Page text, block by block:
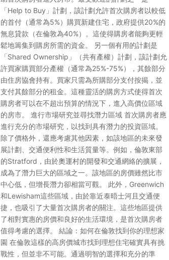
「Help to Buy」計劃，該計劃允許首次購房者以較低
的首付（通常為5%）購買新建住宅，政府提供20%的
無息貸款（在倫敦為40%）。這使得購房者能夠更輕
鬆地籌集到購房所需的資金。 另一個有用的計劃是
「Shared Ownership」（共有產權）計劃，該計劃允
許買家購買部分產權（通常為25%-75%），其餘部分
由住房協會持有。買家只需為所購部分支付按揭，並
支付其餘部分的租金。這種靈活的購房方式使得首次
購房者可以在不超出預算的情況下，進入高價位區域
的房市。 進行市場研究並尋找潛力區域 首次購房者應
進行充分的市場研究，以找到具有潛力的投資區域。
除了價格外，還應考慮其他因素，如該地區的未來發
展計劃、交通便利性和生活質量等。例如，倫敦東部
的Stratford，由於奧運村的開發和交通網絡的擴展，
成為了潛力巨大的區域之一。該地區的房價雖然比市
中心低，但增長潛力卻相當可觀。 此外，Greenwich
和Lewisham這些區域，由於靠近泰晤士河且交通便
捷，也吸引了大量首次購房者的關注。這些地區提供
了相對實惠的房價和良好的生活環境，是首次購房者
值得考慮的選擇。 結論：如何在倫敦找到你的理想家
園 在倫敦這樣的高房價城市找到理想住宅確實具有挑
戰性，但並非不可能。通過明智的選擇和充分的準